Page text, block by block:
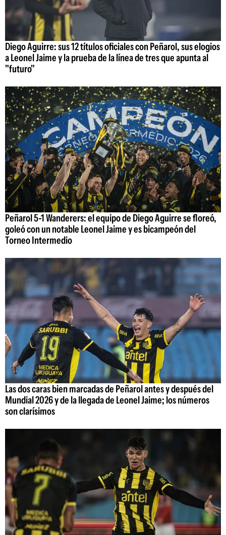
Diego Aguirre: sus 12 títulos oficiales con Peñarol, sus elogios
a Leonel Jaime y la prueba de la línea de tres que apunta al
"futuro"
Peñarol 5-1 Wanderers: el equipo de Diego Aguirre se floreó,
goleó con un notable Leonel Jaime y es bicampeón del
Torneo Intermedio
Las dos caras bien marcadas de Peñarol antes y después del
Mundial 2026 y de la llegada de Leonel Jaime; los números
son clarísimos